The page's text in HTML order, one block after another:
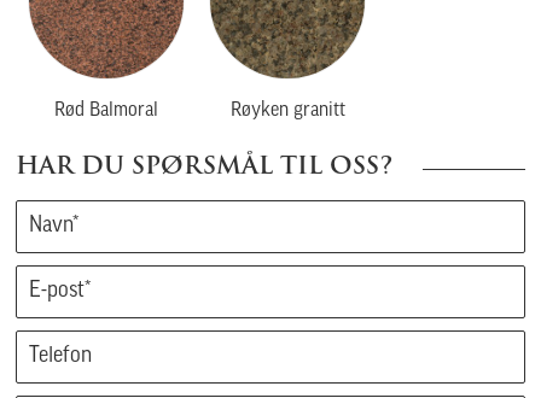
Rød Balmoral Røyken granitt
HAR DU SPØRSMÅL TIL OSS?